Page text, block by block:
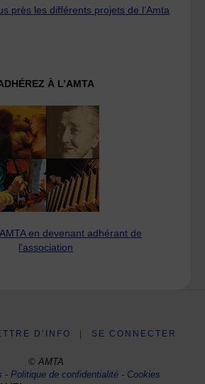
près les différents projets de l’Amta
À L’AMTA
en devenant adhérant de
l'association
D’INFO SE CONNECTER
© AMTA
-Politique de confidentialité- Cookies